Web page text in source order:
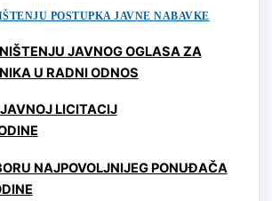
POSTUPKA JAVNE NABAVKE
JAVNOG OGLASA ZA
U RADNI ODNOS
LICITACIJ
NAJPOVOLJNIJEG PONUĐAČA